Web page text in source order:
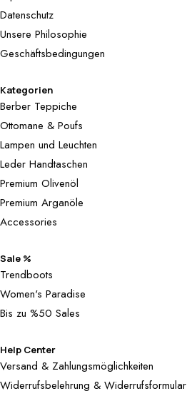
Datenschutz
Unsere Philosophie
Geschäftsbedingungen
Kategorien
Berber Teppiche
Ottomane & Poufs
Lampen und Leuchten
Leder Handtaschen
Premium Olivenöl
Premium Arganöle
Accessories
Sale %
Trendboots
Women's Paradise
Bis zu %50 Sales
Help Center
Versand & Zahlungsmöglichkeiten
Widerrufsbelehrung & Widerrufsformular